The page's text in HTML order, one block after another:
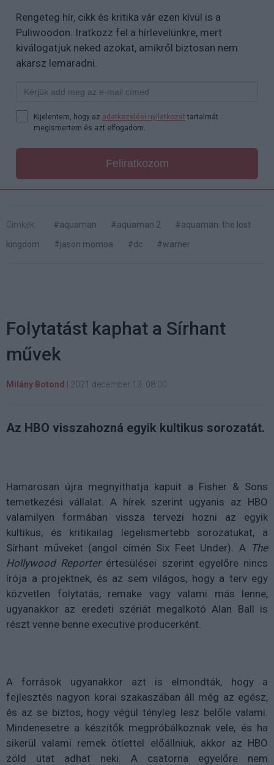
Rengeteg hír, cikk és kritika vár ezen kívül is a
Puliwoodon. Iratkozz fel a hírlevelünkre, mert
kiválogatjuk neked azokat, amikről biztosan nem
akarsz lemaradni.
Kijelentem, hogy az adatkezelési nyilatkozat tartalmát
megismertem és azt elfogadom.
Feliratkozom
Címkék: #aquaman #aquaman 2
#aquaman: the lost
kingdom
#jason momoa #dc #warner
Folytatást kaphat a Sírhant
művek
Milány Botond 2021 december 13. 08:00
Az HBO visszahozná egyik kultikus sorozatát.
Hamarosan újra megnyithatja kapuit a Fisher & Sons
temetkezési vállalat. A hírek szerint ugyanis az HBO
valamilyen formában vissza tervezi hozni az egyik
kultikus, és kritikailag legelismertebb sorozatukat, a
Sírhant műveket (angol címén Six Feet Under). A The
Hollywood Reporterértesülései szerint egyelőre nincs
írója a projektnek, és az sem világos, hogy a terv egy
közvetlen folytatás, remake vagy valami más lenne,
ugyanakkor az eredeti szériát megalkotó Alan Ball is
részt venne benne executive producerként.
A források ugyanakkor azt is elmondták, hogy a
fejlesztés nagyon korai szakaszában áll még az egész,
és az se biztos, hogy végül tényleg lesz belőle valami.
Mindenesetre a készítők megpróbálkoznak vele, és ha
sikerül valami remek ötlettel előállniuk, akkor az HBO
zöld utat adhat neki. A csatorna egyelőre nem